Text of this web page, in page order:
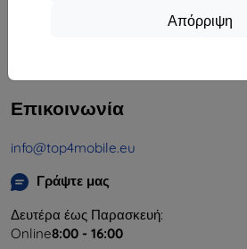
Απόρριψη
Αριθμός Μητρώου Εταιρείας:46701494
Επικοινωνία
info@top4mobile.eu
Γράψτε μας
Δευτέρα έως Παρασκευή:
Online8:00 - 16:00